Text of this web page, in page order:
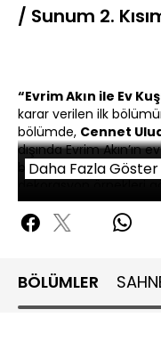
/ Sunum 2.
“Evrim Akın ile Ev
karar verilen ilk
bölümde, Cennet
dışında Evrim Akın’ın
birlikte eğlenceli
Daha Fazla Göster
BÖLÜMLER